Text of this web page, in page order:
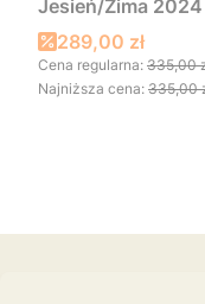
Jesień/Zima 2024
Cena promocyjna
289,00 zł
Cena regularna: 335,00
Najniższa cena: 335,00